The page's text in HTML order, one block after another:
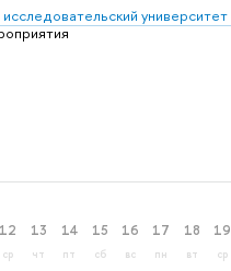
12
ср
13
чт
14
пт
15
сб
16
вс
17
пн
18
вт
19
ср